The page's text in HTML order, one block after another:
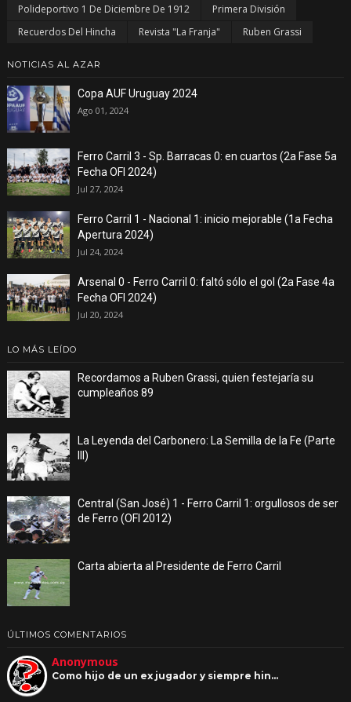
Polideportivo 1 De Diciembre De 1912
Primera División
Recuerdos Del Hincha
Revista "La Franja" Ruben Grassi
NOTICIAS AL AZAR
Copa AUF Uruguay 2024
Ago 01, 2024
Ferro Carril 3 - Sp. Barracas 0: en cuartos (2a Fase 5a
Fecha OFI 2024)
Jul 27, 2024
Ferro Carril 1 - Nacional 1: inicio mejorable (1a Fecha
Apertura 2024)
Jul 24, 2024
Arsenal 0 - Ferro Carril 0: faltó sólo el gol (2a Fase 4a
Fecha OFI 2024)
Jul 20, 2024
LO MÁS LEÍDO
Recordamos a Ruben Grassi, quien festejaría su
cumpleaños 89
La Leyenda del Carbonero: La Semilla de la Fe (Parte
III)
Central (San José) 1 - Ferro Carril 1: orgullosos de ser
de Ferro (OFI 2012)
Carta abierta al Presidente de Ferro Carril
ÚLTIMOS COMENTARIOS
Anonymous
Como hijo de un ex jugador y siempre hin…